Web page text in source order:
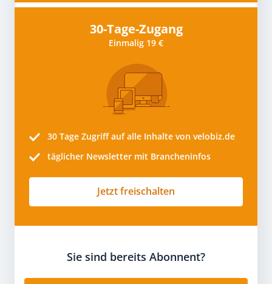
30-Tage-Zugang
Einmalig 19 €
30 Tage Zugriff auf alle Inhalte von velobiz.de
täglicher Newsletter mit Brancheninfos
Jetzt freischalten
Sie sind bereits Abonnent?